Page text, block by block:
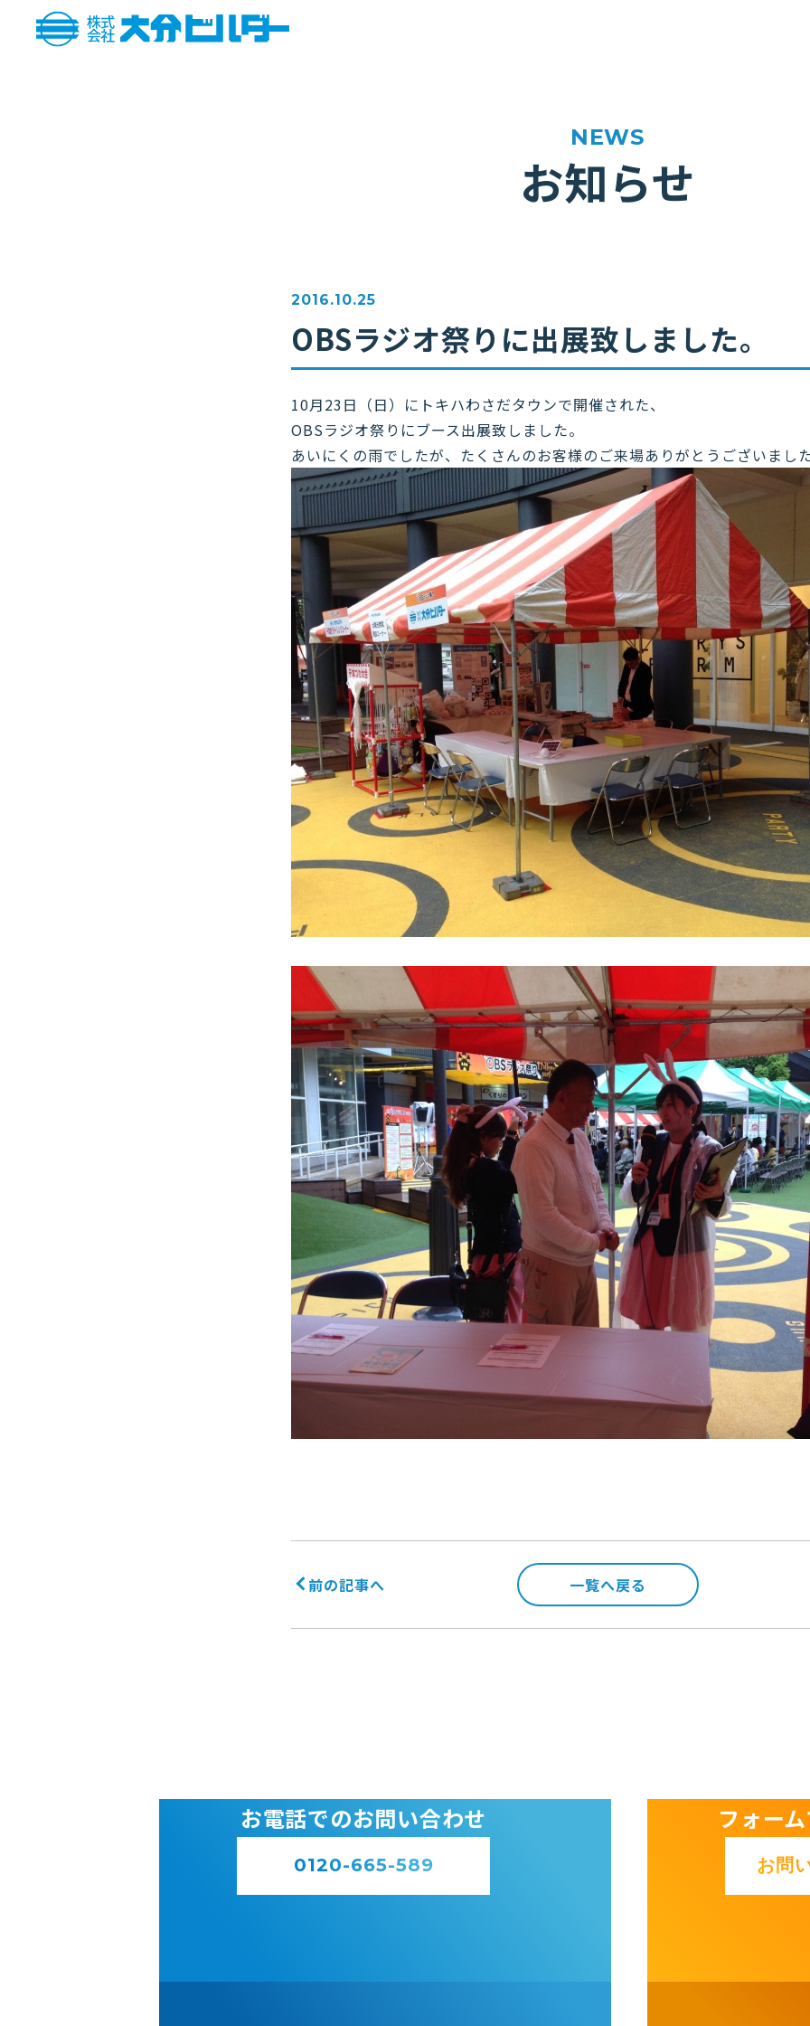
お知らせ
2016.10.25
OBSラジオ祭りに出展致しました。
10月23日（日）にトキハわさだタウンで開催された、
OBSラジオ祭りにブース出展致しました。
あいにくの雨でしたが、たくさんのお客様のご来場ありがとうございまし
前の記事へ 一覧へ戻る
お電話でのお問い合わせ
0120-665-589
フォー
お問